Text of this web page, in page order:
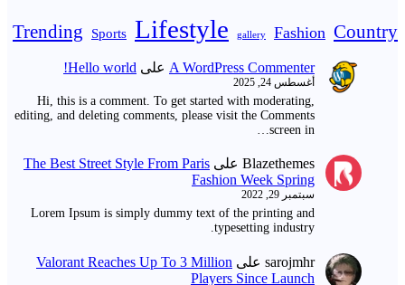
Country
Fashion
gallery
Lifestyle
Sports
Trending
A WordPress Commenter على Hello world!
أغسطس 24, 2025
Hi, this is a comment. To get started with moderating,
editing, and deleting comments, please visit the Comments
screen in…
Blazethemes على The Best Street Style From Paris
Fashion Week Spring
سبتمبر 29, 2022
Lorem Ipsum is simply dummy text of the printing and
typesetting industry.
sarojmhr على Valorant Reaches Up To 3 Million
Players Since Launch